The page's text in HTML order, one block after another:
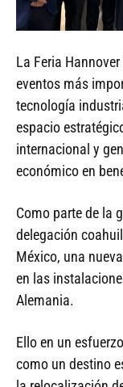
La Feria
eventos más
tecnología
espacio
internacional y
económico en
Como parte de la
delegación
México, una
en las
Alemania.
Ello en un
como un destino